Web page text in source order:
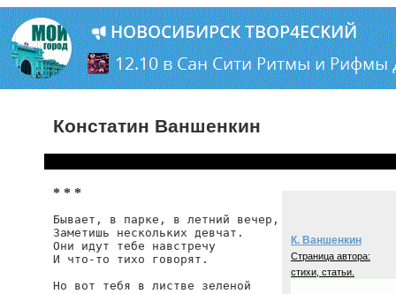
Констатин Ваншенкин
* * *
Бывает, в парке, в летний вечер,
Заметишь нескольких девчат.
Они идут тебе навстречу
И что-то тихо говорят.
Но вот тебя в листве зеленой
К. Ваншенкин
Страница автора:
стихи, статьи.